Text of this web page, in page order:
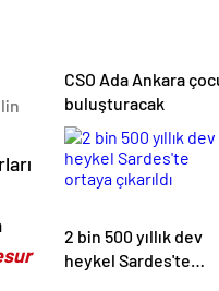
CSO Ada Ankara
buluşturacak
2 bin 500 yıllık dev
heykel Sardes'te